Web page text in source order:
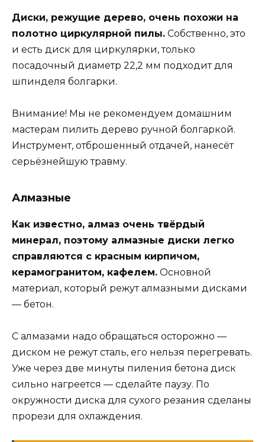
Диски, режущие дерево, очень похожи на
полотно циркулярной пилы. Собственно, это
и есть диск для циркулярки, только
посадочный диаметр 22,2 мм подходит для
шпинделя болгарки.
Внимание! Мы не рекомендуем домашним
мастерам пилить дерево ручной болгаркой.
Инструмент, отброшенный отдачей, нанесёт
серьёзнейшую травму.
Алмазные
Как известно, алмаз очень твёрдый
минерал, поэтому алмазные диски легко
справляются с красным кирпичом,
керамогранитом, кафелем. Основной
материал, который режут алмазными дисками
— бетон.
С алмазами надо обращаться осторожно —
диском не режут сталь, его нельзя перегревать.
Уже через две минуты пиления бетона диск
сильно нагреется — сделайте паузу. По
окружности диска для сухого резания сделаны
прорези для охлаждения.